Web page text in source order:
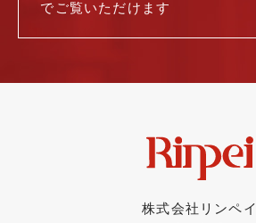
で ご覧いただけます
株式会社リンペイ